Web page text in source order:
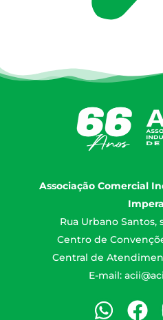
Associação Comercial
Rua Urbano Santos,
Centro de
Central de
E-mail: